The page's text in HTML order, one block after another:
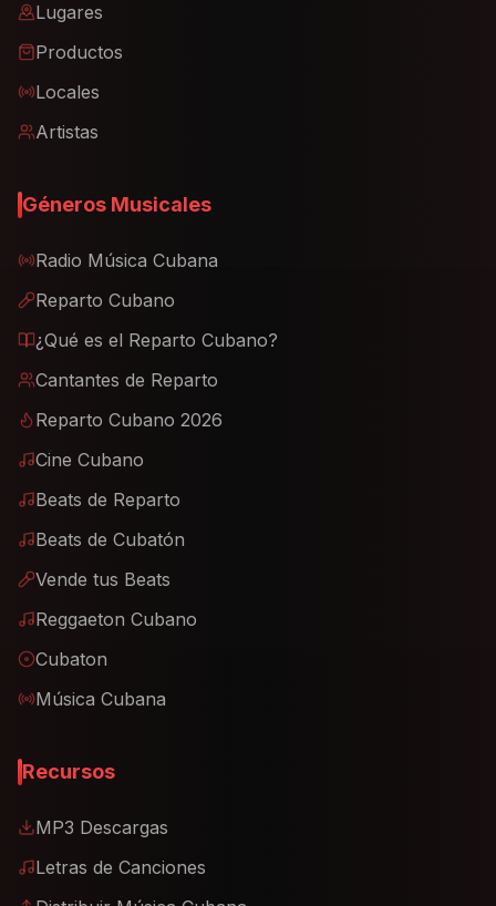
Lugares
Productos
Locales
Artistas
Géneros Musicales
Radio Música Cubana
Reparto Cubano
¿Qué es el Reparto Cubano?
Cantantes de Reparto
Reparto Cubano 2026
Cine Cubano
Beats de Reparto
Beats de Cubatón
Vende tus Beats
Reggaeton Cubano
Cubaton
Música Cubana
Recursos
MP3 Descargas
Letras de Canciones